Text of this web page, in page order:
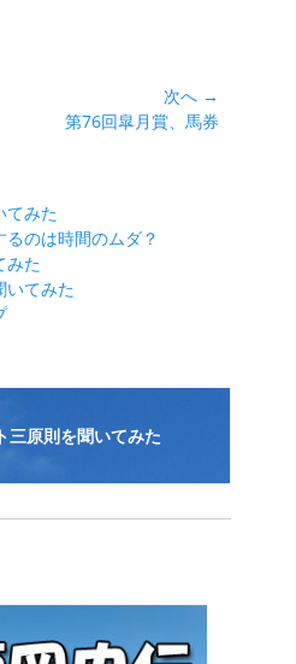
次へ →
第76回皐月賞、馬券
てみた
のは時間のムダ？
みた
いてみた
三原則を聞いてみた